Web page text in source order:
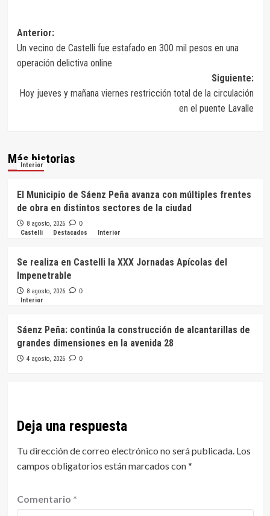
Navegación
de
entradas
Anterior:
Un vecino de Castelli fue estafado en 300 mil pesos en una
operación delictiva online
Siguiente:
Hoy jueves y mañana viernes restricción total de la circulación
en el puente Lavalle
Más historias
Interior
El Municipio de Sáenz Peña avanza con múltiples frentes
de obra en distintos sectores de la ciudad
8 agosto, 2026 0
Castelli Destacados Interior
Se realiza en Castelli la XXX Jornadas Apícolas del
Impenetrable
8 agosto, 2026 0
Interior
Sáenz Peña: continúa la construcción de alcantarillas de
grandes dimensiones en la avenida 28
4 agosto, 2026 0
Deja una respuesta
Tu dirección de correo electrónico no será publicada. Los
campos obligatorios están marcados con*
Comentario *